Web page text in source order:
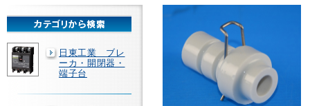
で
販
売
日東工業 ブレ
ーカ・開閉器・
端子台